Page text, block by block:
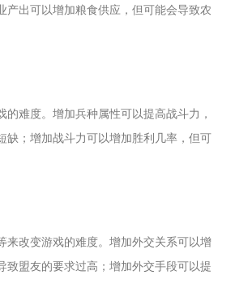
出可以增加粮食供应，但可能会导致农
难度。增加兵种属性可以提高战斗力，
缺；增加战斗力可以增加胜利几率，但可
来改变游戏的难度。增加外交关系可以增
致盟友的要求过高；增加外交手段可以提